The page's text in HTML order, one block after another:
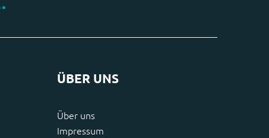
ÜBER UNS
Über uns
Impressum